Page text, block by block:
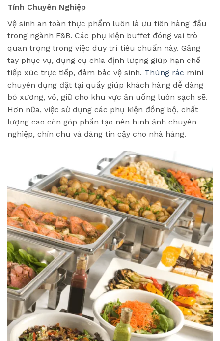
Tính Chuyên Nghiệp
Vệ sinh an toàn thực phẩm luôn là ưu tiên hàng đầu
trong ngành F&B. Các phụ kiện buffet đóng vai trò
quan trọng trong việc duy trì tiêu chuẩn này. Găng
tay phục vụ, dụng cụ chia định lượng giúp hạn chế
tiếp xúc trực tiếp, đảm bảo vệ sinh. Thùng rác mini
chuyên dụng đặt tại quầy giúp khách hàng dễ dàng
bỏ xương, vỏ, giữ cho khu vực ăn uống luôn sạch sẽ.
Hơn nữa, việc sử dụng các phụ kiện đồng bộ, chất
lượng cao còn góp phần tạo nên hình ảnh chuyên
nghiệp, chỉn chu và đáng tin cậy cho nhà hàng.